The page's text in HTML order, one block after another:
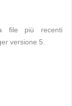
file più recenti
versione 5.